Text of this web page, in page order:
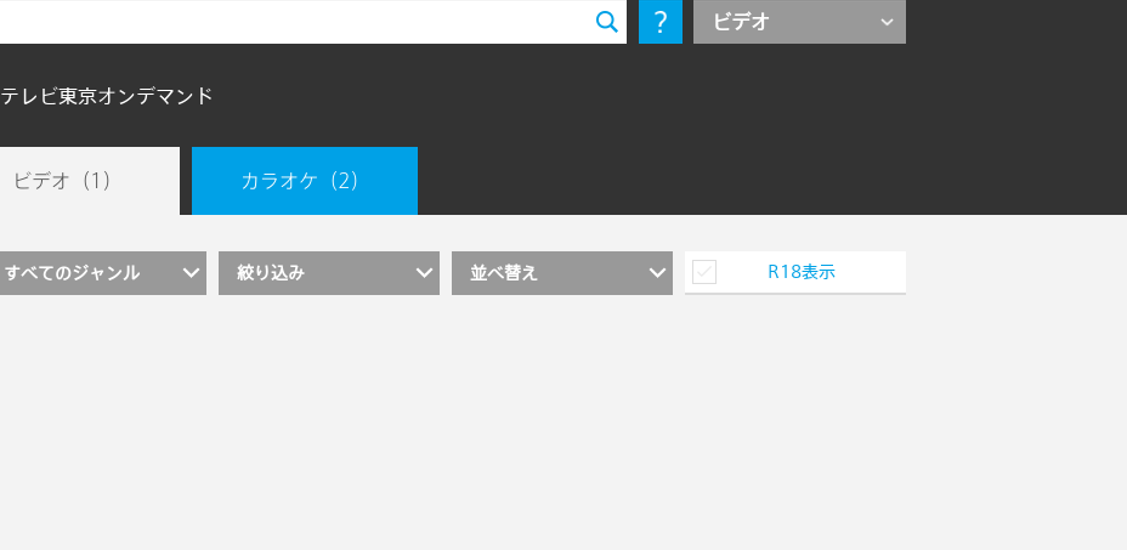
ビデオ
テレビ東京オンデマンド
ビデオ （1） カラオケ （2）
すべてのジャンル 絞り込み 並べ替え R18表示